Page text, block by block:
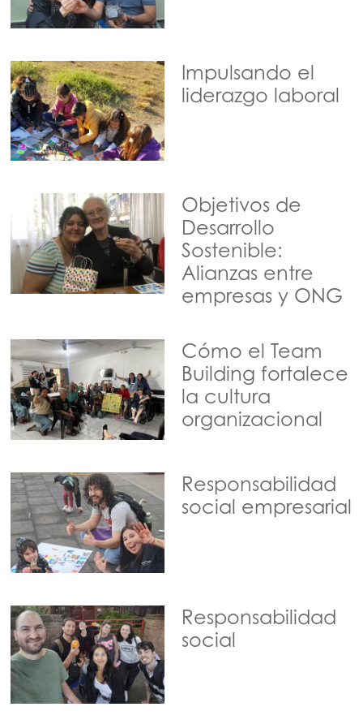
Impulsando el
liderazgo laboral
Objetivos de
Desarrollo
Sostenible:
Alianzas entre
empresas y ONG
Cómo el Team
Building fortalece
la cultura
organizacional
Responsabilidad
social empresarial
Responsabilidad
social